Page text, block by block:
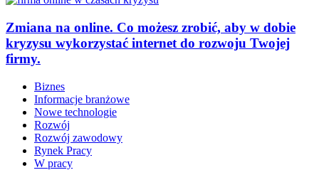
Zmiana na online. Co możesz zrobić, aby w dobie
kryzysu wykorzystać internet do rozwoju Twojej
firmy.
Biznes
Informacje branżowe
Nowe technologie
Rozwój
Rozwój zawodowy
Rynek Pracy
W pracy